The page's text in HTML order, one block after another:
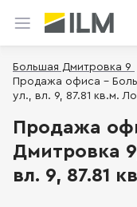
Большая Дмитровка 9
Продажа офиса -
ул., вл. 9, 87.81 кв.м.
Продажа
Дмитровка
вл. 9, 87.81